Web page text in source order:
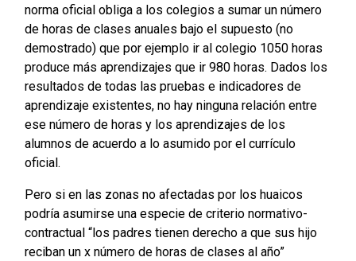
norma oficial obliga a los colegios a sumar un número
de horas de clases anuales bajo el supuesto (no
demostrado) que por ejemplo ir al colegio 1050 horas
produce más aprendizajes que ir 980 horas. Dados los
resultados de todas las pruebas e indicadores de
aprendizaje existentes, no hay ninguna relación entre
ese número de horas y los aprendizajes de los
alumnos de acuerdo a lo asumido por el currículo
oficial.
Pero si en las zonas no afectadas por los huaicos
podría asumirse una especie de criterio normativo-
contractual “los padres tienen derecho a que sus hijo
reciban un x número de horas de clases al año”